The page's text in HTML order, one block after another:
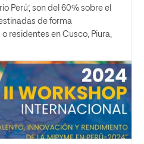
Perú’, son del 60% sobre el
de forma
residentes en Cusco, Piura,